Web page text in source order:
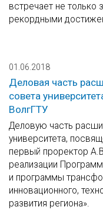
встречает не только
рекордными
01.06.2018
Деловая часть
совета
ВолгГТУ
Деловую часть
университета,
первый проректор
реализации
и программы
инновационного,
развития региона».